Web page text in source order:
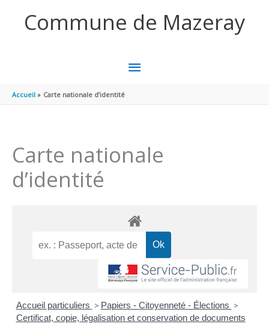
Commune de Mazeray
MENU
Accueil Carte nationale d’identité
Carte nationale
d’identité
Accueil particuliers > Papiers - Citoyenneté - Élections >
Certificat, copie, légalisation et conservation de documents